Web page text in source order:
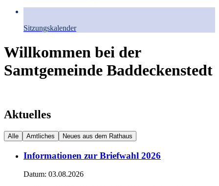
Sitzungskalender
Willkommen bei der
Samtgemeinde Baddeckenstedt
Aktuelles
Alle Amtliches Neues aus dem Rathaus
Informationen zur Briefwahl 2026
Datum: 03.08.2026